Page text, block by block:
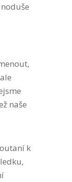
naše
k